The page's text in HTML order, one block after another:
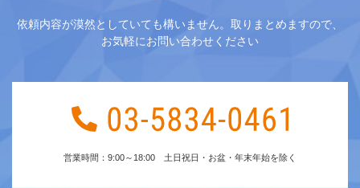
依頼内容が漠然としていても構いません。取りまとめますので、
お気軽にお問い合わせください
営業時間：9:00～18:00 土日祝日・お盆・年末年始を除く